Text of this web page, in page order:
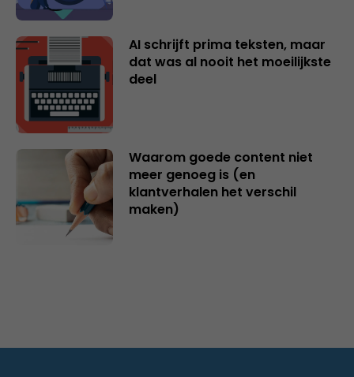
AI schrijft prima teksten, maar
dat was al nooit het moeilijkste
deel
Waarom goede content niet
meer genoeg is (en
klantverhalen het verschil
maken)